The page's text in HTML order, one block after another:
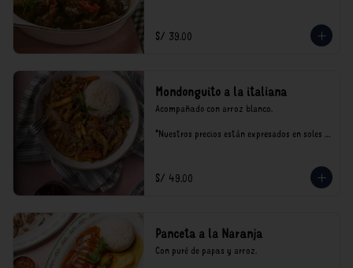
S/ 39.00
Mondonguito a la italiana
Acompañado con arroz blanco.
*Nuestros precios están expresados en soles e
S/ 49.00
Panceta a la Naranja
Con puré de papas y arroz.